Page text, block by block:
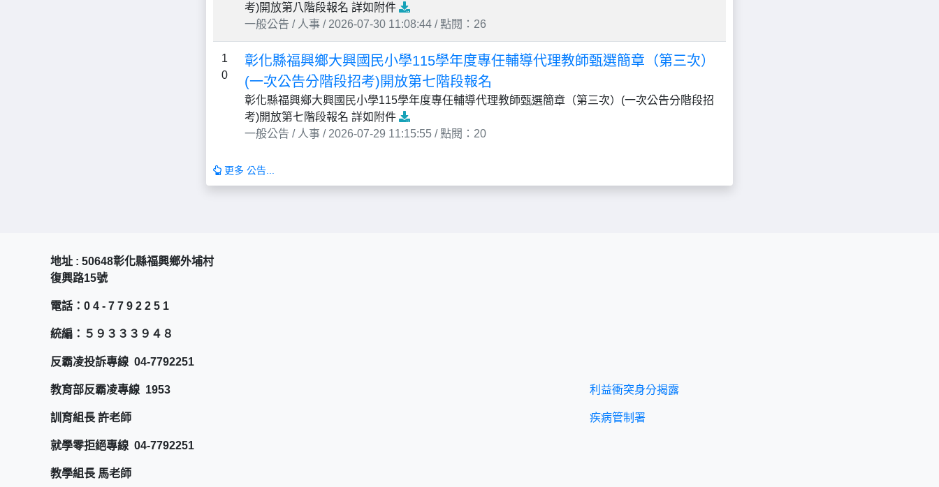
考)開放第八階段報名 詳如附件
一般公告 / 人事 / 2026-07-30 11:08:44 / 點閱：26
1
0
彰化縣福興鄉大興國民小學115學年度專任輔導代理教師甄選簡章（第三次）
(一次公告分階段招考)開放第七階段報名
彰化縣福興鄉大興國民小學115學年度專任輔導代理教師甄選簡章（第三次）(一次公告分階段招
考)開放第七階段報名 詳如附件
一般公告 / 人事 / 2026-07-29 11:15:55 / 點閱：20
更多 公告...
地址 : 50648彰化縣福興鄉外埔村
復興路15號
電話：0 4 - 7 7 9 2 2 5 1
統編：５９３３３９４８
反霸凌投訴專線 04-7792251
教育部反霸凌專線 1953
訓育組長 許老師
就學零拒絕專線 04-7792251
教學組長 馬老師
利益衝突身分揭露
疾病管制署